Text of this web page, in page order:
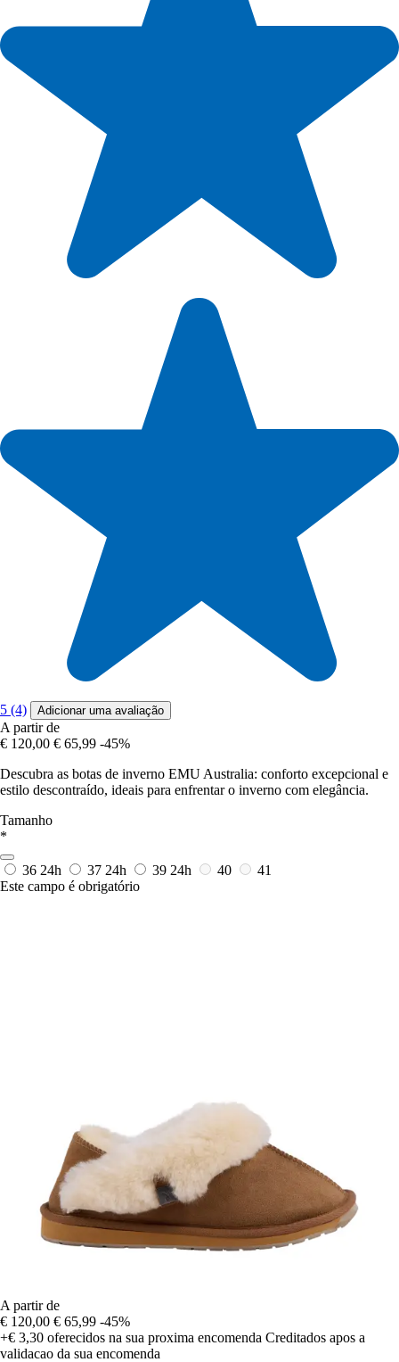
5 (4) Adicionar uma avaliação
A partir de
€ 120,00 € 65,99 -45%
Descubra as botas de inverno EMU Australia: conforto excepcional e
estilo descontraído, ideais para enfrentar o inverno com elegância.
Tamanho
*
36 24h 37 24h 39 24h 40
41
Este campo é obrigatório
A partir de
€ 120,00 € 65,99 -45%
+€ 3,30 oferecidos na sua proxima encomenda Creditados apos a
validacao da sua encomenda